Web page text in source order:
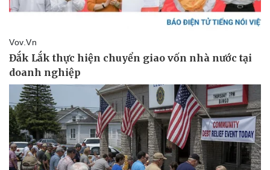
Pháp luật
Vụ án
Tin nóng
Tư vấn luật
Vũ khí
Việt Nam
Phân tích